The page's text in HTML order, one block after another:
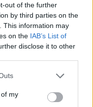
out of the further
by third parties on the
This information may
on the IAB’s List of
disclose it to other
one or more Google
You may click to
its third-party tags to
my
volt a
öt
(egy 0-tól